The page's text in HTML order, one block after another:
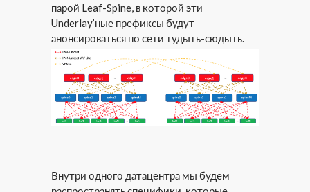
парой Leaf-Spine, в которой эти
Underlay’ные префиксы будут
анонсироваться по сети тудыть-сюдыть.
Внутри одного датацентра мы будем